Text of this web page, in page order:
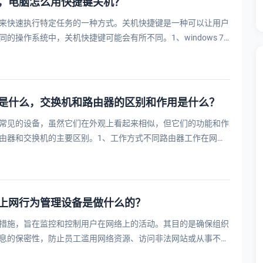
快速执行特定任务的一种方式。关机快捷键是一种可以让用户
的操作系统中，关机快捷键可能会有所不同。1、windows 7
什么，交换机和路由器的区别和作用是什么？
见的设备，虽然它们在外观上看起来相似，但它们的功能和作
器和交换机的主要区别。1、工作方式不同路由器工作在网络
网行为管理设备是做什么的？
施，旨在监控和控制用户在网络上的活动。其目的是确保组织
的保密性，防止员工滥用网络资源、访问非法网站或从事不当